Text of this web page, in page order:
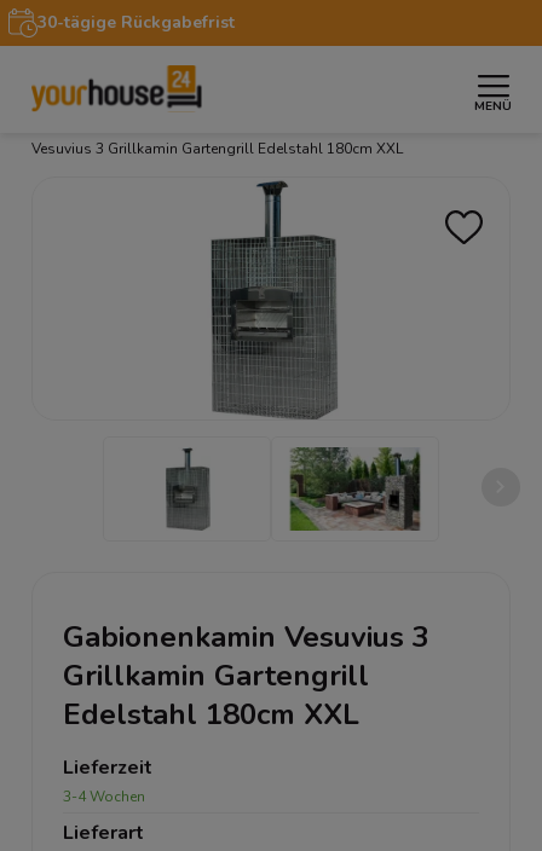
30-tägige Rückgabefrist
MENÜ
Startseite » Garten
Gabionenkamin
Vesuvius 3 Grillkamin Gartengrill Edelstahl 180cm XXL
Gabionenkamin Vesuvius 3
Grillkamin Gartengrill
Edelstahl 180cm XXL
Lieferzeit
3-4 Wochen
Lieferart